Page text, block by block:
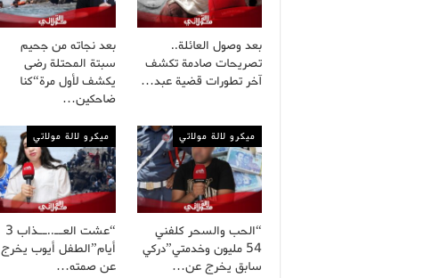
بعد وصول العائلة..
تصريحات صادمة تكشف
آخر تطورات قضية عبد…
بعد نجاته من جحيم
سبتة المحتلة رضى
يكشف لأول مرة“كنا
ضاحكين…
ميكرو لالة مولاتي
“الحب والسحر كلفني
54 مليون وخدمتي”دركي
سابق يخرج عن…
ميكرو لالة مولاتي
“عشت العــ..ــذاب 3
أيام”الطفل أيوب يخرج
عن صمته…